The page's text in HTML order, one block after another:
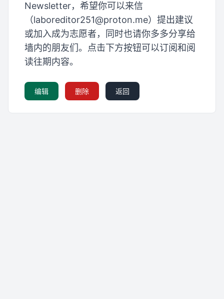
Newsletter，希望你可以来信
（laboreditor251@proton.me）提出建议
或加入成为志愿者，同时也请你多多分享给
墙内的朋友们。点击下方按钮可以订阅和阅
读往期内容。
编辑 删除 返回